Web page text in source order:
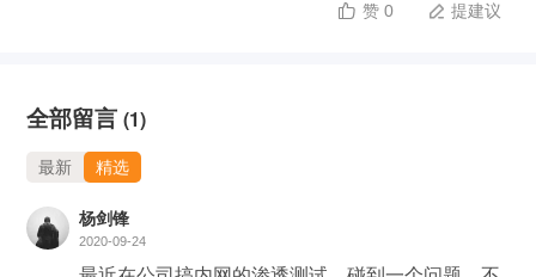
 赞 0  提建议
全部留言 (1)
最新 精选
杨剑锋
2020-09-24